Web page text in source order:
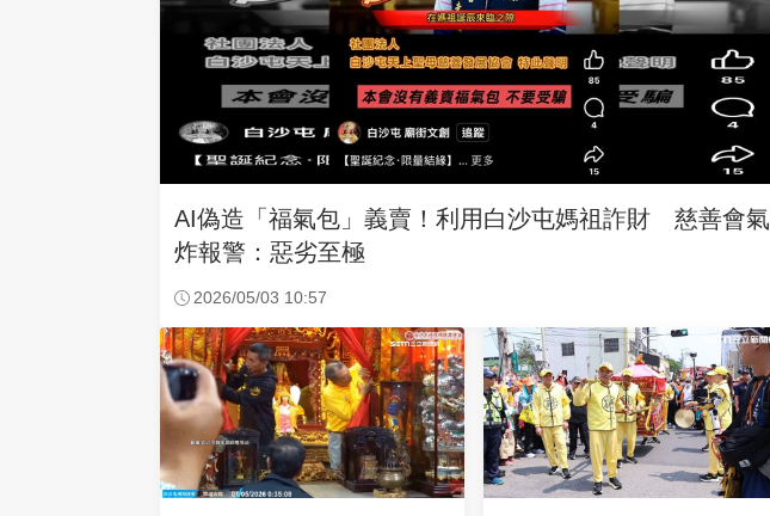
AI偽造「福氣包」義賣！利用白沙屯媽祖詐財 慈善會氣
炸報警：惡劣至極
2026/05/03 10:57